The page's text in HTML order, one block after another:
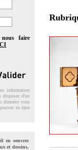
faire
information
disposez d'un
données vous
en faire
en oeuvres
et dessins,